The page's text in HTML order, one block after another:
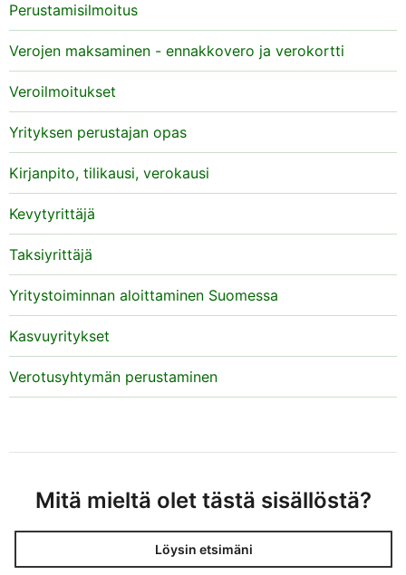
Perustamisilmoitus
Verojen maksaminen - ennakkovero ja verokortti
Veroilmoitukset
Yrityksen perustajan opas
Kirjanpito, tilikausi, verokausi
Kevytyrittäjä
Taksiyrittäjä
Yritystoiminnan aloittaminen Suomessa
Kasvuyritykset
Verotusyhtymän perustaminen
Mitä mieltä olet tästä sisällöstä?
Löysin etsimäni